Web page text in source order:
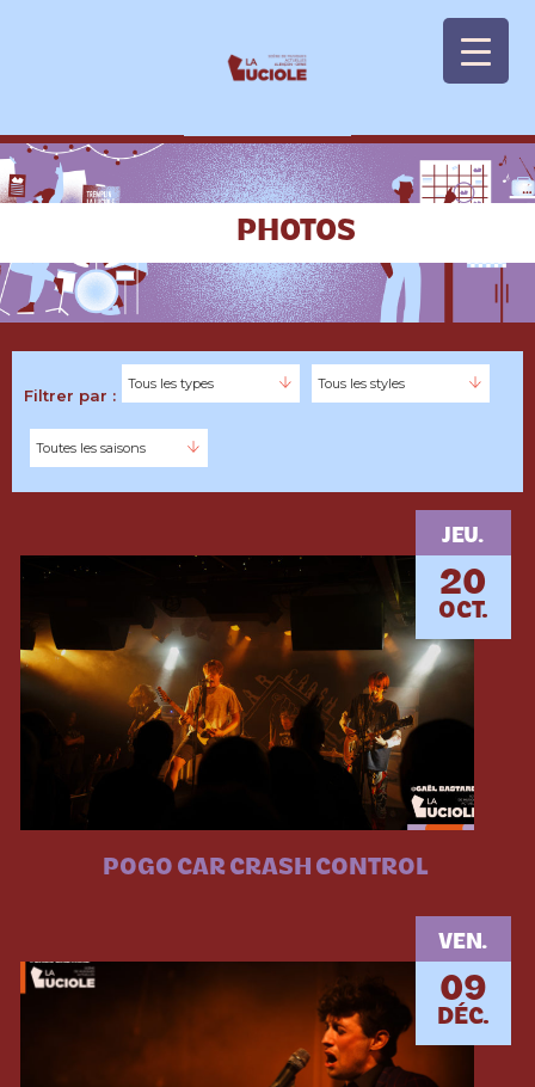
PHOTOS
JEU.
20
OCT.
POGO CAR CRASH CONTROL
VEN.
09
DÉC.